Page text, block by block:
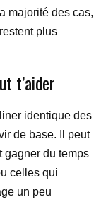
majorité des cas,
plus
t’aider
identique des
de base. Il peut
gagner du temps
celles qui
un peu